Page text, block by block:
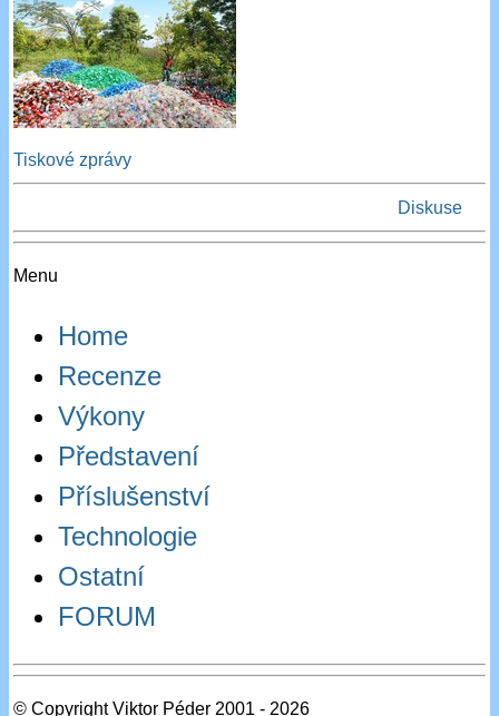
Tiskové zprávy
Diskuse
Menu
Home
Recenze
Výkony
Představení
Příslušenství
Technologie
Ostatní
FORUM
© Copyright Viktor Péder 2001 - 2026